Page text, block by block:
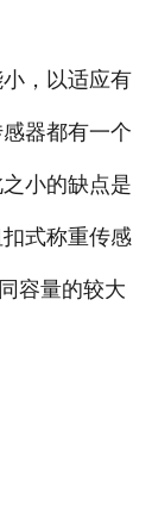
，以适应有
器都有一个
小的缺点是
式称重传感
容量的较大